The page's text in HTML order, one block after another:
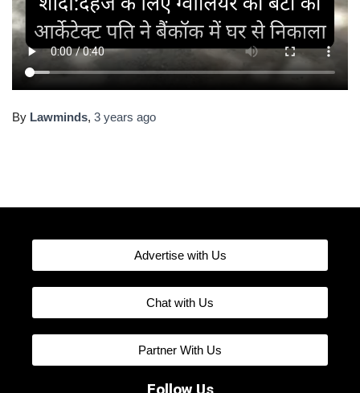
By Lawminds, 3 years ago
Advertise with Us
Chat with Us
Partner With Us
Follow Us